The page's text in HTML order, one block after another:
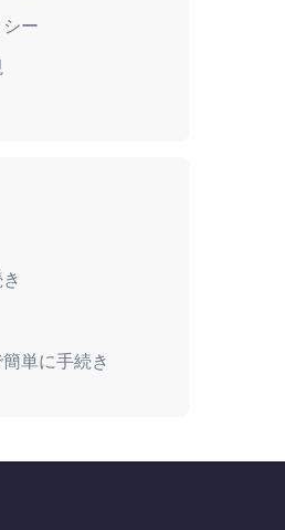
ー
単に手続き